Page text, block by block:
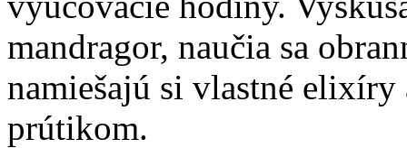
mandragor, naučia sa
namiešajú si vlastné
prútikom.